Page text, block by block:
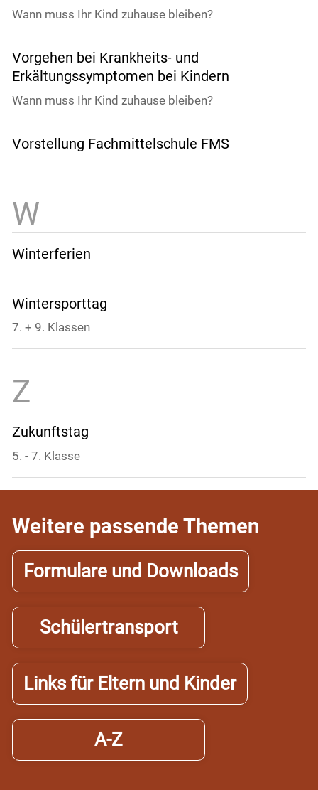
Wann muss Ihr Kind zuhause bleiben?
Vorgehen bei Krankheits- und
Erkältungssymptomen bei Kindern
Wann muss Ihr Kind zuhause bleiben?
Vorstellung Fachmittelschule FMS
Winterferien
Wintersporttag
7. + 9. Klassen
Zukunftstag
5. - 7. Klasse
Weitere passende Themen
Formulare und Downloads
Schülertransport
Links für Eltern und Kinder
A-Z